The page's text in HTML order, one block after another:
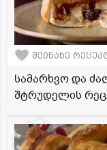
შეინახე
სამარხვო და
შტრუდელის